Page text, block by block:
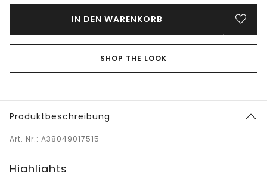
IN DEN WARENKORB
SHOP THE LOOK
Produktbeschreibung
Art. Nr.: A38049017515
Highlights